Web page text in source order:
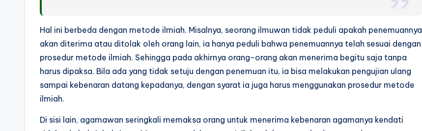
Hal ini berbeda dengan metode ilmiah. Misalnya, seorang ilmuwan tidak peduli apakah penemuannya
akan diterima atau ditolak oleh orang lain, ia hanya peduli bahwa penemuannya telah sesuai dengan
prosedur metode ilmiah. Sehingga pada akhirnya orang-orang akan menerima begitu saja tanpa
harus dipaksa. Bila ada yang tidak setuju dengan penemuan itu, ia bisa melakukan pengujian ulang
sampai kebenaran datang kepadanya, dengan syarat ia juga harus menggunakan prosedur metode
ilmiah.
Di sisi lain, agamawan seringkali memaksa orang untuk menerima kebenaran agamanya kendati